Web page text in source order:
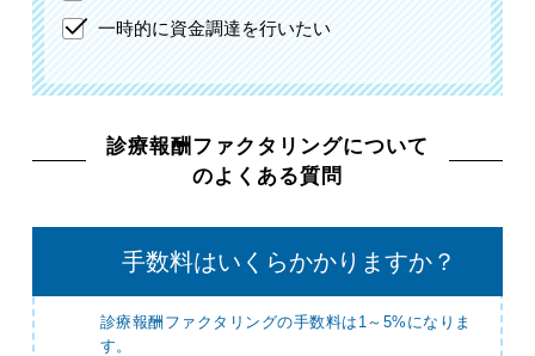
一時的に資金調達を行いたい
診療報酬ファクタリングについて
のよくある質問
手数料はいくらかかりますか？
診療報酬ファクタリングの手数料は1～5%になりま
す。